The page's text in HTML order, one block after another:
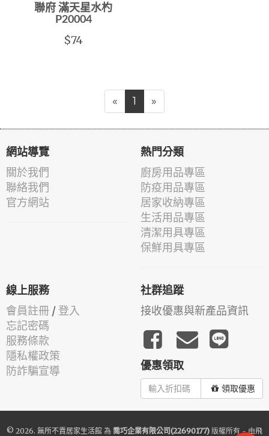
聯府 滿天星水杓
P20004
$74
« 1 »
網站導覽
關於我們
聯絡我們
官方網站
熱門分類
廚房用品專區
防疫用品專區
居家收納專區
生活用品專區
清潔用具專區
保鮮用具專區
線上服務
會員註冊 / 登入
忘記密碼
服務條款
隱私權政策
防詐騙宣導
社群追蹤
接收優惠與新產品資訊
優惠領取
領取優惠
© 2026. 無所不賣居家生活館 為 喬巧企業有限公司(22690177) 版權所有 - 由飛